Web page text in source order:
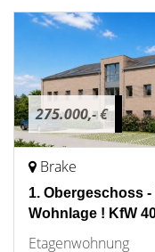
275.000,- €
Brake
1. Obergeschoss
Wohnlage ! KfW
Etagenwohnung